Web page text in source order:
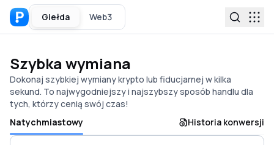
Giełda Web3
Szybka wymiana
Dokonaj szybkiej wymiany krypto lub fiducjarnej w kilka
sekund. To najwygodniejszy i najszybszy sposób handlu dla
tych, którzy cenią swój czas!
Natychmiastowy
Historia konwersji